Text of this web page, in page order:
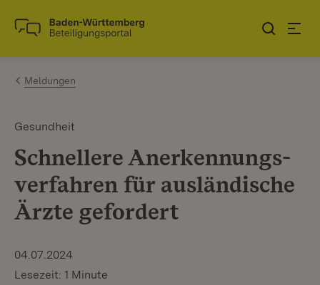
Zum Inhalt springen
Link zur Startseite
Meldungen
Gesundheit
Schnellere Anerkennungs­
verfahren für ausländische
Ärzte gefordert
04.07.2024
Lesezeit: 1 Minute